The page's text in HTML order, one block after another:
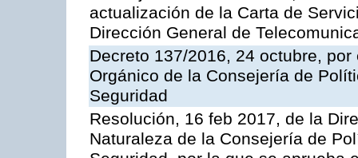
actualización de la Carta de
Dirección General de
Decreto 137/2016, 24 octubre,
Orgánico de la Consejería de
Seguridad
Resolución, 16 feb 2017, de la
Naturaleza de la Consejería de